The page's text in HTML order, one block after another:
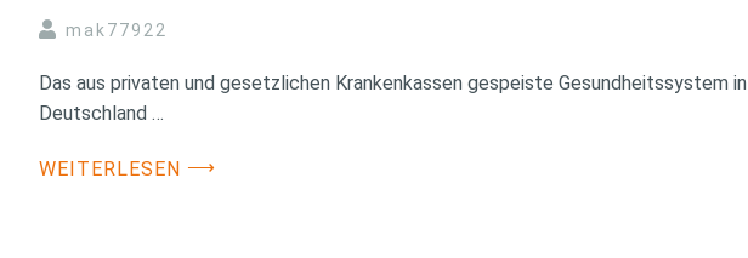
mak77922
Das aus privaten und gesetzlichen Krankenkassen gespeiste Gesundheitssystem in
Deutschland …
WEITERLESEN ⟶